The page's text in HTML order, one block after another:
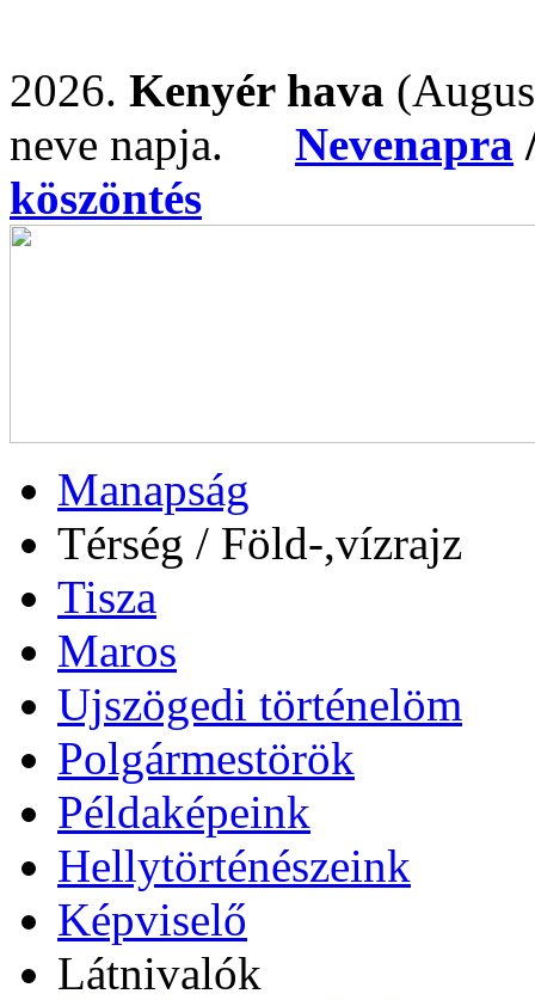
2026. Kenyér hava
neve napja. Nevenapra
köszöntés
Manapság
Térség / Föld-,vízrajz
Tisza
Maros
Ujszögedi történelöm
Polgármestörök
Példaképeink
Hellytörténészeink
Képviselő
Látnivalók